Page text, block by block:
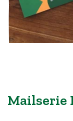
Mailserie